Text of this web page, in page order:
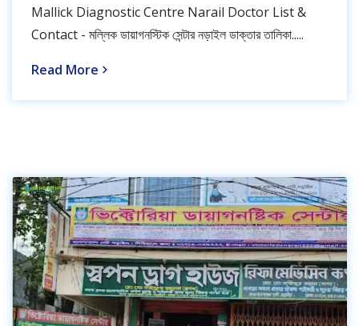
Mallick Diagnostic Centre Narail Doctor List &
Contact - মল্লিক ডায়াগনস্টিক সেন্টার নড়াইল ডাক্তার তালিকা.....
Read More